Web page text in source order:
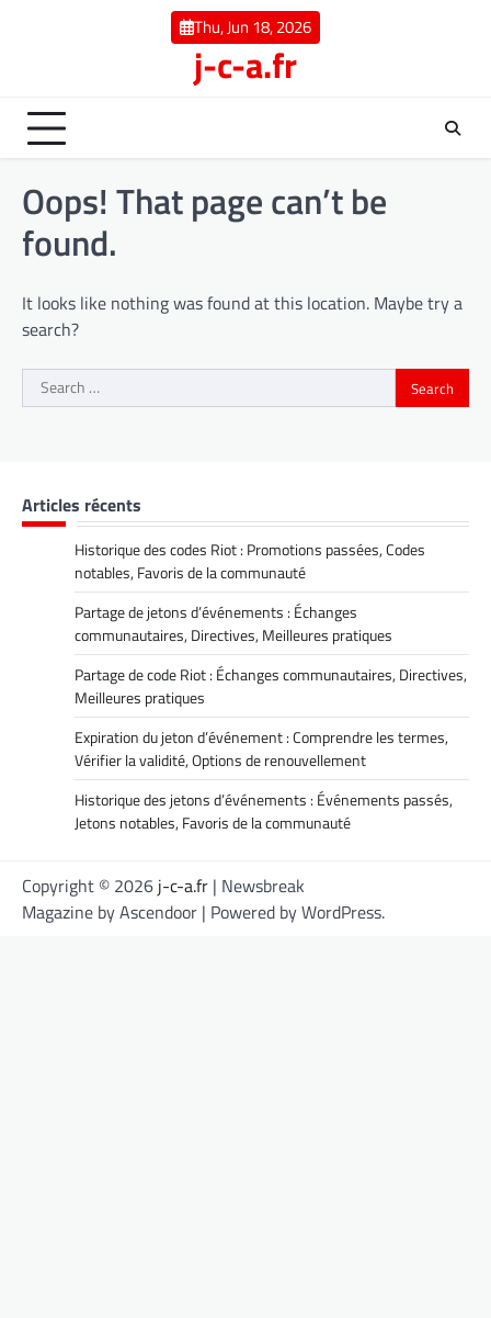
Thu, Jun 18, 2026
j-c-a.fr
Oops! That page can’t be
found.
It looks like nothing was found at this location. Maybe try a
search?
Search
for:
Articles récents
Historique des codes Riot : Promotions passées, Codes
notables, Favoris de la communauté
Partage de jetons d’événements : Échanges
communautaires, Directives, Meilleures pratiques
Partage de code Riot : Échanges communautaires, Directives,
Meilleures pratiques
Expiration du jeton d’événement : Comprendre les termes,
Vérifier la validité, Options de renouvellement
Historique des jetons d’événements : Événements passés,
Jetons notables, Favoris de la communauté
Copyright © 2026 j-c-a.fr | Newsbreak
Magazine byAscendoor | Powered byWordPress.